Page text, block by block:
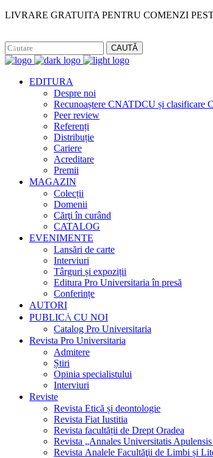
LIVRARE GRATUITA PENTRU COMENZI
CAUTĂ
EDITURA
Despre noi
Recunoaștere CNATDCU și clasificare
Peer review
Referenți
Distribuție
Cariere
Acreditare
Premii
MAGAZIN
Colecții
Domenii
Cărţi în curând
CATALOG
EVENIMENTE
Lansări de carte
Interviuri
Târguri și expoziții
Editura Pro Universitaria în presă
Conferințe
AUTORI
PUBLICĂ CU NOI
Catalog Pro Universitaria
Revista Pro Universitaria
Admitere
Știri
Opinia specialistului
Interviuri
Reviste
Revista Etică și deontologie
Revista Fiat Iustitia
Revista facultății de Drept Oradea
Revista „Annales Universitatis
Revista Analele Facultăţii de Limbi și